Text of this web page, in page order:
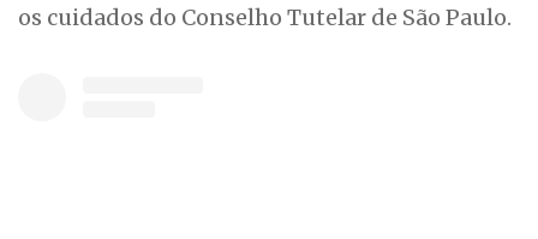
os cuidados do Conselho Tutelar de São Paulo.